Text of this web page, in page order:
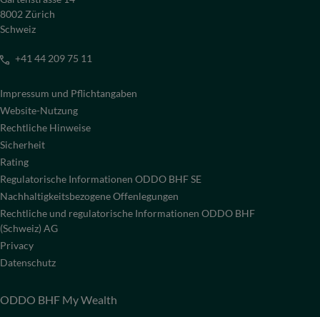
8002 Zürich
Schweiz
+41 44 209 75 11
Impressum und Pflichtangaben
Website-Nutzung
Rechtliche Hinweise
Sicherheit
Rating
Regulatorische Informationen ODDO BHF SE
Nachhaltigkeitsbezogene Offenlegungen
Rechtliche und regulatorische Informationen ODDO BHF
(Schweiz) AG
Privacy
Datenschutz
ODDO BHF My Wealth